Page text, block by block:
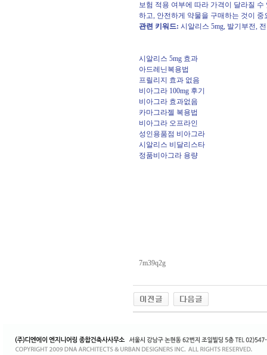
보험 적용 여부에 따라 가격이 달라질
하고, 안전하게 약물을 구매하는 것이 중
관련 키워드: 시알리스 5mg, 발기부전,
시알리스 5mg 효과
아드레닌복용법
프릴리지 효과 없음
비아그라 100mg 후기
비아그라 효과없음
카마그라젤 복용법
비아그라 오프라인
성인용품점 비아그라
시알리스 비달리스타
정품비아그라 용량
7m39q2g